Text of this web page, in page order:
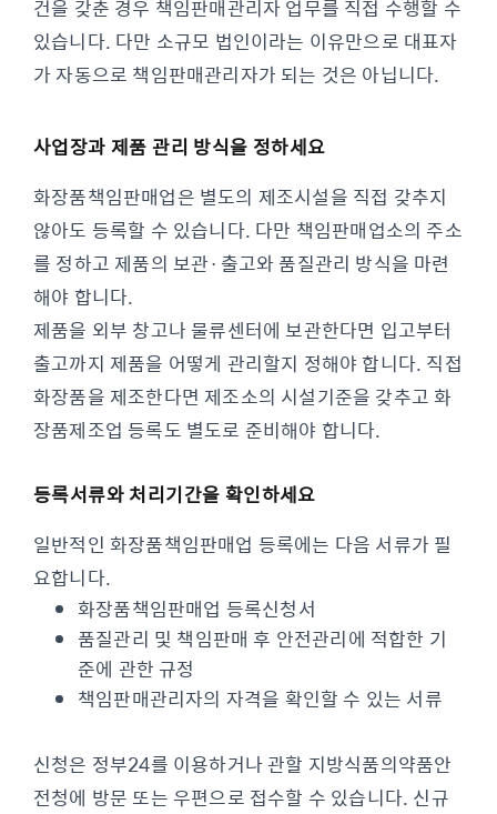
건을 갖춘 경우 책임판매관리자 업무를 직접 수행할 수
있습니다. 다만 소규모 법인이라는 이유만으로 대표자
가 자동으로 책임판매관리자가 되는 것은 아닙니다.
사업장과 제품 관리 방식을 정하세요
화장품책임판매업은 별도의 제조시설을 직접 갖추지
않아도 등록할 수 있습니다. 다만 책임판매업소의 주소
를 정하고 제품의 보관·출고와 품질관리 방식을 마련
해야 합니다.
제품을 외부 창고나 물류센터에 보관한다면 입고부터
출고까지 제품을 어떻게 관리할지 정해야 합니다. 직접
화장품을 제조한다면 제조소의 시설기준을 갖추고 화
장품제조업 등록도 별도로 준비해야 합니다.
등록서류와 처리기간을 확인하세요
일반적인 화장품책임판매업 등록에는 다음 서류가 필
요합니다.
화장품책임판매업 등록신청서
품질관리 및 책임판매 후 안전관리에 적합한 기
준에 관한 규정
책임판매관리자의 자격을 확인할 수 있는 서류
신청은 정부24를 이용하거나 관할 지방식품의약품안
전청에 방문 또는 우편으로 접수할 수 있습니다. 신규